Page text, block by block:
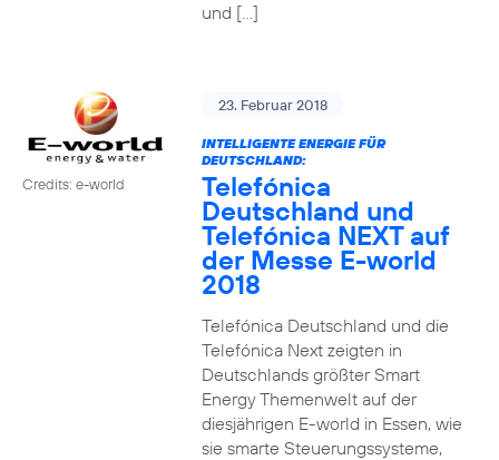
und […]
Credits: e-world
23. Februar 2018
INTELLIGENTE ENERGIE FÜR
DEUTSCHLAND:
Telefónica
Deutschland und
Telefónica NEXT auf
der Messe E-world
2018
Telefónica Deutschland und die
Telefónica Next zeigten in
Deutschlands größter Smart
Energy Themenwelt auf der
diesjährigen E-world in Essen, wie
sie smarte Steuerungssysteme,